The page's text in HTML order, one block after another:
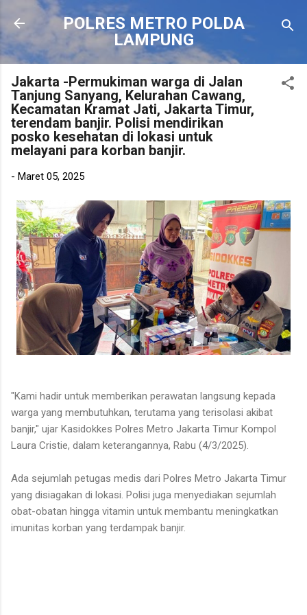
Langsung ke konten utama
POLRES METRO POLDA
LAMPUNG
Jakarta -Permukiman warga di Jalan
Tanjung Sanyang, Kelurahan Cawang,
Kecamatan Kramat Jati, Jakarta Timur,
terendam banjir. Polisi mendirikan
posko kesehatan di lokasi untuk
melayani para korban banjir.
- Maret 05, 2025
"Kami hadir untuk memberikan perawatan langsung kepada
warga yang membutuhkan, terutama yang terisolasi akibat
banjir," ujar Kasidokkes Polres Metro Jakarta Timur Kompol
Laura Cristie, dalam keterangannya, Rabu (4/3/2025).
Ada sejumlah petugas medis dari Polres Metro Jakarta Timur
yang disiagakan di lokasi. Polisi juga menyediakan sejumlah
obat-obatan hingga vitamin untuk membantu meningkatkan
imunitas korban yang terdampak banjir.